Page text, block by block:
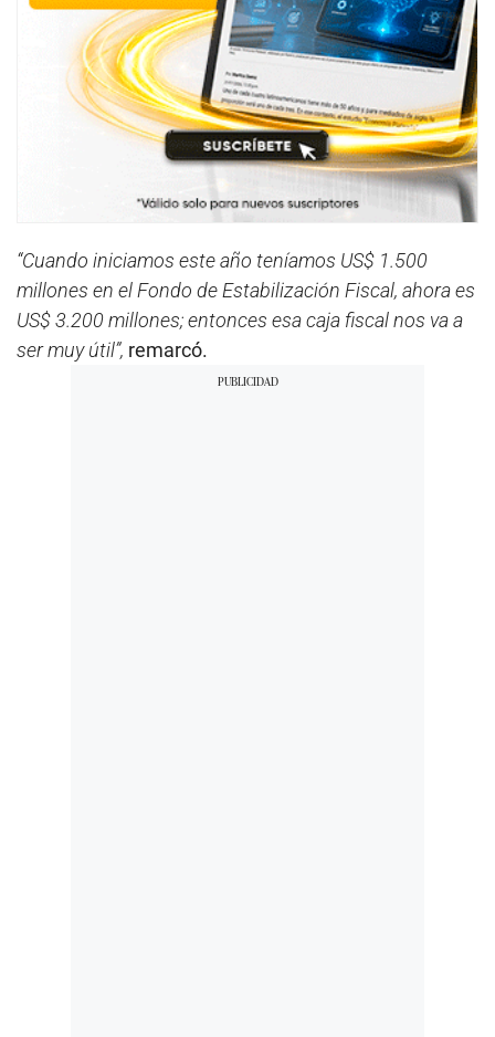
“Cuando iniciamos este año teníamos US$ 1.500
millones en el Fondo de Estabilización Fiscal, ahora es
US$ 3.200 millones; entonces esa caja fiscal nos va a
ser muy útil”, remarcó.